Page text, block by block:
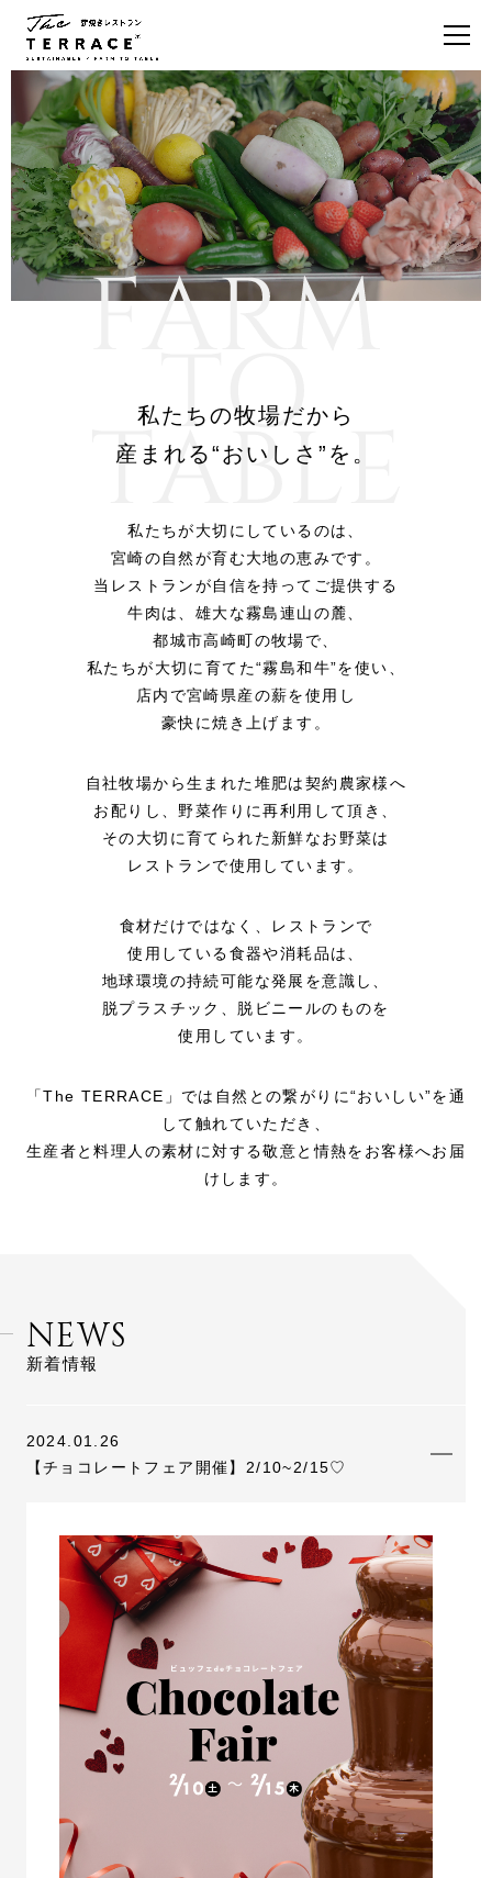
私たちの牧場だから
産まれる“おいしさ”を。
私たちが大切にしているのは、
宮崎の自然が育む大地の恵みです。
当レストランが自信を持ってご提供する
牛肉は、 雄大な霧島連山の麓、
都城市高崎町の牧場で、
私たちが大切に育てた“霧島和牛”を使い、
店内で宮崎県産の薪を使用し
豪快に焼き上げます。
自社牧場から生まれた堆肥は契約農家様へ
お配りし、野菜作りに再利用して頂き、
その大切に育てられた新鮮なお野菜は
レストランで使用しています。
食材だけではなく、レストランで
使用している食器や消耗品は、
地球環境の持続可能な発展を意識し、
脱プラスチック、脱ビニールのものを
使用しています。
「The TERRACE」では自然との繋がりに“おいしい”を通
して触れていただき、
生産者と料理人の素材に対する敬意と情熱をお客様へお届
けします。
NEWS
新着情報
2024.01.26
【チョコレートフェア開催】2/10~2/15♡